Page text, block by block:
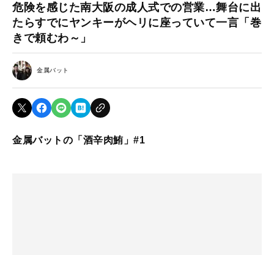
危険を感じた南大阪の成人式での営業…舞台に出
たらすでにヤンキーがヘリに座っていて一言「巻
きで頼むわ～」
金属バット
金属バットの「酒辛肉鮪」#1